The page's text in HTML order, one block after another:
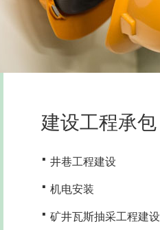
建设工程承包
· 井巷工程建设
· 机电安装
· 矿井瓦斯抽采工程建设